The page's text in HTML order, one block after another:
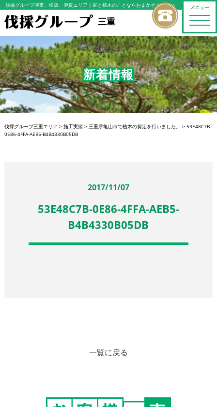
メニュー
toggle
伐採グループ津市、松阪、伊賀エリア ｜庭と植木のことならおまかせください
三重
新着情報
伐採グループ三重エリア > 施工実績> 三重県亀山市で植木の剪定を行いました。 > 53E48C7B-
0E86-4FFA-AEB5-B4B4330B05DB
2017/11/07
53E48C7B-0E86-4FFA-AEB5-
B4B4330B05DB
一覧に戻る